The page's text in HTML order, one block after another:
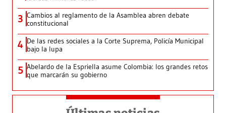
3 Cambios al reglamento de la Asamblea abren debate
constitucional
4 De las redes sociales a la Corte Suprema, Policía Municipal
bajo la lupa
5 Abelardo de la Espriella asume Colombia: los grandes retos
que marcarán su gobierno